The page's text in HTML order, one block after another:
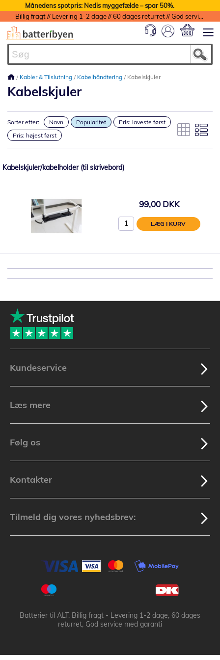
Månedens spotpris: Nedis myggefælde – spar 50%.
Billig fragt // Levering 1-2 dage // 60 dages returret // God service med garanti
Kabler & Tilslutning Kabelhåndtering Kabelskjuler
Kabelskjuler
Sorter efter: Navn Popularitet
Pris: laveste først
Pris: højest først
Kabelskjuler/kabelholder (til skrivebord)
99,00 DKK
LÆG I KURV
Kundeservice
Læs mere
Følg os
Kontakter
Tilmeld dig vores nyhedsbrev:
Batterier til ALT, Billig fragt - Levering 1-2 dage, 60 dages
returret, God service med garanti